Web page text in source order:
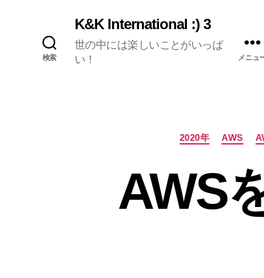
検索
K&K International :) 3
世の中には楽しいことがいっぱ
い！
メニュ
2020年 AWS
AWS